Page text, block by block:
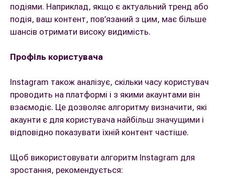
подіями. Наприклад, якщо є актуальний тренд або
подія, ваш контент, пов’язаний з цим, має більше
шансів отримати високу видимість.
Профіль користувача
Instagram також аналізує, скільки часу користувач
проводить на платформі і з якими акаунтами він
взаємодіє. Це дозволяє алгоритму визначити, які
акаунти є для користувача найбільш значущими і
відповідно показувати їхній контент частіше.
Щоб використовувати алгоритм Instagram для
зростання, рекомендується: